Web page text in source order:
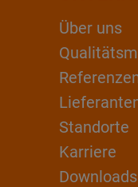
Über uns
Standorte
Karriere
Downloads